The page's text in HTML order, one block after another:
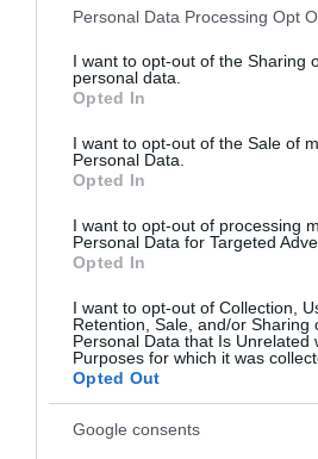
Please note that this website/app
not limited to your visit or usage
grant or deny consent to Google and
use your data for below specified
consent section.
Personal Data Processing Opt
I want to opt-out of the Sharing
personal data.
Opted In
I want to opt-out of the Sale of
Personal Data.
Opted In
I want to opt-out of processing
Personal Data for Targeted
Opted In
I want to opt-out of Collection,
Retention, Sale, and/or Sharing
Personal Data that Is Unrelated
Purposes for which it was
Opted Out
Google consents
-Πρωτάθλημα Ελλάδας
-Κύπελλο Ελλάδας Αγόρια
ΣΚΑΚΙ
-Κύπελλο Αττικής Μπίκου
-Κύπελλο Αττικής
ΣΚΟΠΟΒΟΛΗ
-Πρωτάθλημα Ελλάδας